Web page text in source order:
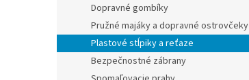
Dopravné gombíky
Pružné majáky a dopravné ostrovčeky
Plastové stĺpiky a reťaze
Bezpečnostné zábrany